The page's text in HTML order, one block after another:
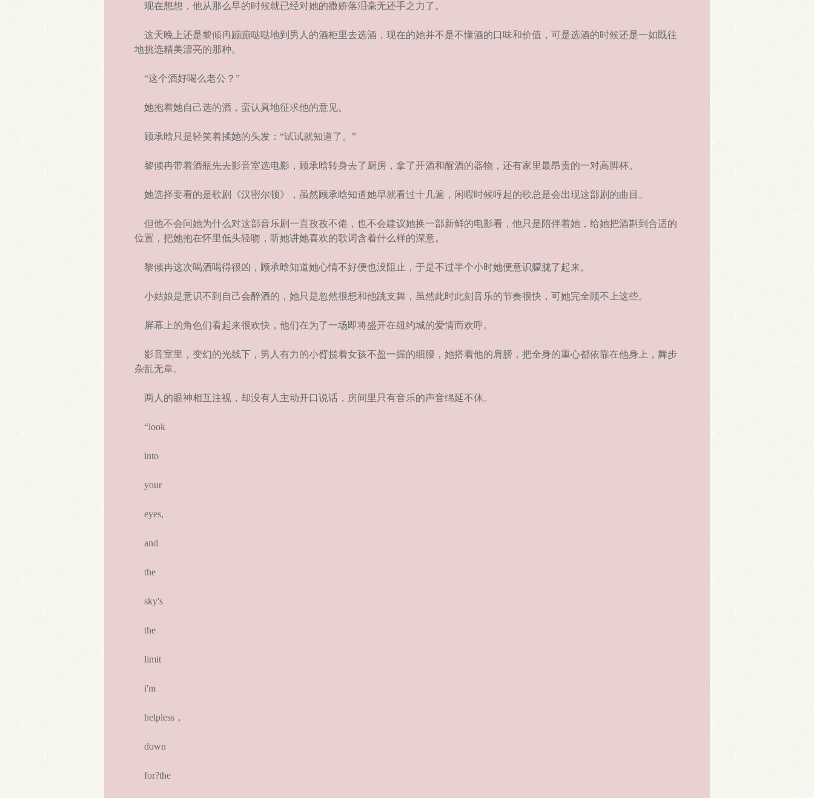
现在想想，他从那么早的时候就已经对她的撒娇落泪毫无还手之力了。
这天晚上还是黎倾冉蹦蹦哒哒地到男人的酒柜里去选酒，现在的她并不是不懂酒的口味和价值，可是选酒的时候还是一如既往
地挑选精美漂亮的那种。
“这个酒好喝么老公？”
她抱着她自己选的酒，蛮认真地征求他的意见。
顾承晗只是轻笑着揉她的头发：“试试就知道了。”
黎倾冉带着酒瓶先去影音室选电影，顾承晗转身去了厨房，拿了开酒和醒酒的器物，还有家里最昂贵的一对高脚杯。
她选择要看的是歌剧《汉密尔顿》，虽然顾承晗知道她早就看过十几遍，闲暇时候哼起的歌总是会出现这部剧的曲目。
但他不会问她为什么对这部音乐剧一直孜孜不倦，也不会建议她换一部新鲜的电影看，他只是陪伴着她，给她把酒斟到合适的
位置，把她抱在怀里低头轻吻，听她讲她喜欢的歌词含着什么样的深意。
黎倾冉这次喝酒喝得很凶，顾承晗知道她心情不好便也没阻止，于是不过半个小时她便意识朦胧了起来。
小姑娘是意识不到自己会醉酒的，她只是忽然很想和他跳支舞，虽然此时此刻音乐的节奏很快，可她完全顾不上这些。
屏幕上的角色们看起来很欢快，他们在为了一场即将盛开在纽约城的爱情而欢呼。
影音室里，变幻的光线下，男人有力的小臂揽着女孩不盈一握的细腰，她搭着他的肩膀，把全身的重心都依靠在他身上，舞步
杂乱无章。
两人的眼神相互注视，却没有人主动开口说话，房间里只有音乐的声音绵延不休。
“look
into
your
eyes,
and
the
sky's
the
limit
i'm
helpless，
down
for?the